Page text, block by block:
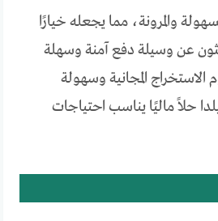
والمرونة، مما يجعله خيارًا
عن وسيلة دفع آمنة وسهلة
المجانية وسهولة
حلاً ماليًا يناسب احتياجات